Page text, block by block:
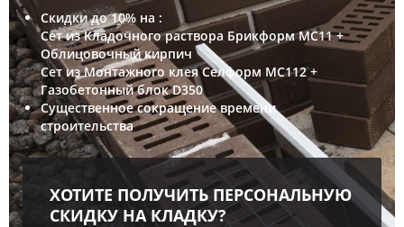
Скидки до 10% на :
Сет из Кладочного раствора Брикформ МС11 +
Облицовочный кирпич
Сет из Монтажного клея Селформ МС112 +
Газобетонный блок D350
Cущественное сокращение времени
строительства
ХОТИТЕ ПОЛУЧИТЬ ПЕРСОНАЛЬНУЮ
СКИДКУ НА КЛАДКУ?